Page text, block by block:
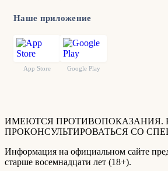
Наше приложение
App Store Google Play
ИМЕЮТСЯ ПРОТИВОПОКАЗАНИЯ.
ПРОКОНСУЛЬТИРОВАТЬСЯ СО
Информация на официальном сайте
старше восемнадцати лет (18+).